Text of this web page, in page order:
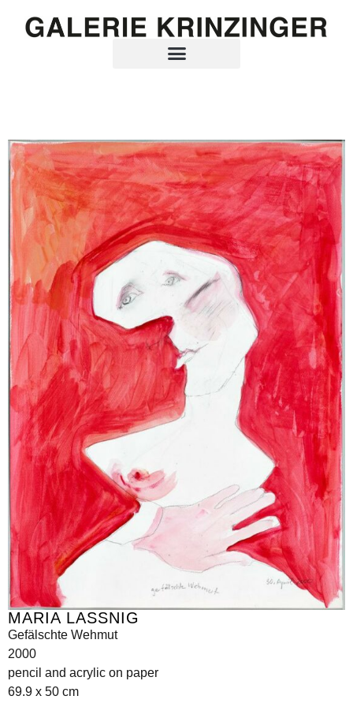
MARIA LASSNIG
Gefälschte Wehmut
2000
pencil and acrylic on paper
69.9 x 50 cm